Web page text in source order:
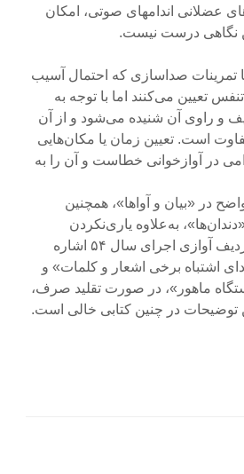
عضلانی اندامهای صوتی، امکان
نگاهی درست نیست.
تمرینات صداسازی که احتمال آسیب
تعیین می‌کنند اما با توجه به
و راوی آن شنیده می‌شود و از آن
است. تعیین زمان یا مکان‌هایی
در آوازخوانی خطاست و آن را به
در «بیان و آواها»، همچنین
به‌علاوه یاری‌نکردن
حافظه، مانند اشکالاتی که استاد مجید کیانی نیز در توضیح ردیف آوازی اجرای سال ۵۴ اشاره
اشتباه برخی اشعار و کلمات» و
ماهور»، در صورت تقلید صرف،
توضیحات در چنین کتابی خالی است.